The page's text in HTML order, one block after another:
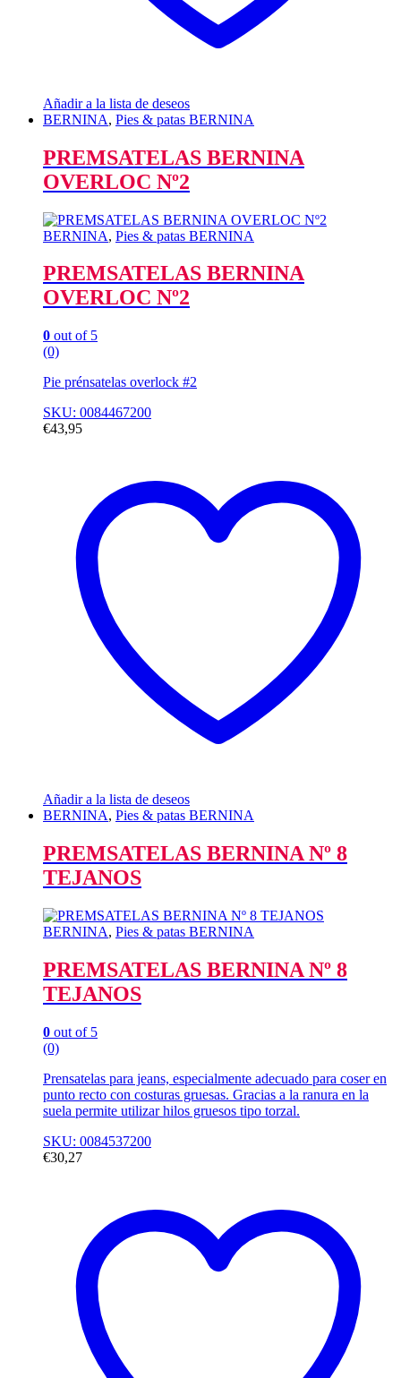
Añadir a la lista de deseos
BERNINA, Pies & patas BERNINA
PREMSATELAS BERNINA
OVERLOC Nº2
BERNINA, Pies & patas BERNINA
PREMSATELAS BERNINA
OVERLOC Nº2
0 out of 5
(0)
Pie prénsatelas overlock #2
SKU: 0084467200
€43,95
Añadir a la lista de deseos
BERNINA, Pies & patas BERNINA
PREMSATELAS BERNINA Nº 8
TEJANOS
BERNINA, Pies & patas BERNINA
PREMSATELAS BERNINA Nº 8
TEJANOS
0 out of 5
(0)
Prensatelas para jeans, especialmente adecuado para coser en
punto recto con costuras gruesas. Gracias a la ranura en la
suela permite utilizar hilos gruesos tipo torzal.
SKU: 0084537200
€30,27